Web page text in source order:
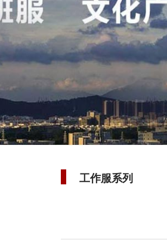
Previous
工作服系列